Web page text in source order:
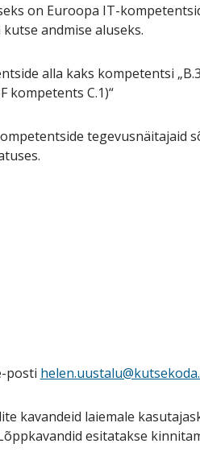
on Euroopa IT-
andmise aluseks.
alla kaks kompetentsi
kompetents C.1)“
tegevusnäitajaid
posti
kavandeid laiemale
esitatakse